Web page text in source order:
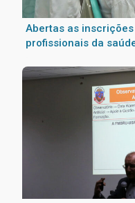
Abertas as
profissionais da